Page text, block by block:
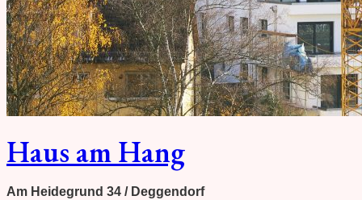
Haus am Hang
Am Heidegrund 34 / Deggendorf